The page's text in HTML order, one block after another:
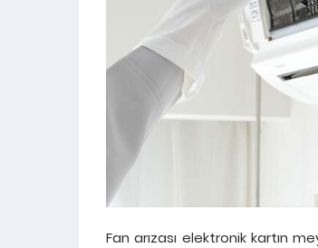
Fan arızası elektronik kartın